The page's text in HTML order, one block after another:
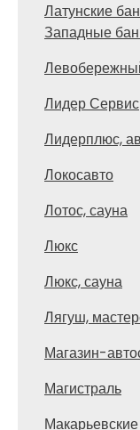
Латунские
Западные
Лидер Сервис
Лидерплюс,
Локосавто
Лотос, сауна
Люкс
Люкс, сауна
Лягуш,
Магазин-
Магистраль